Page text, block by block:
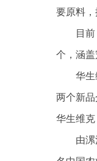
要原料，
目
个，涵
华
两个新
华生维
由